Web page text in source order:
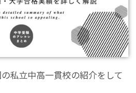
私立中高一貫校の紹介をして